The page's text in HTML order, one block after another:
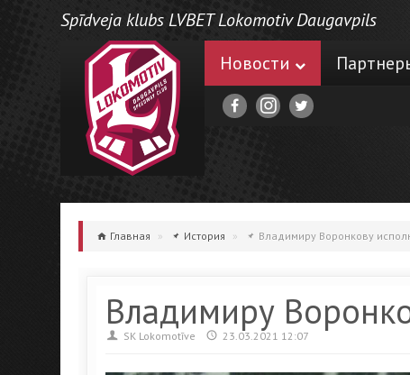
Spīdveja klubs LVBET Lokomotiv Daugavpils
Новости
Главная » История » Владимиру Воронкову
Владимиру
SK Lokomotīve 23.03.2021 12:07